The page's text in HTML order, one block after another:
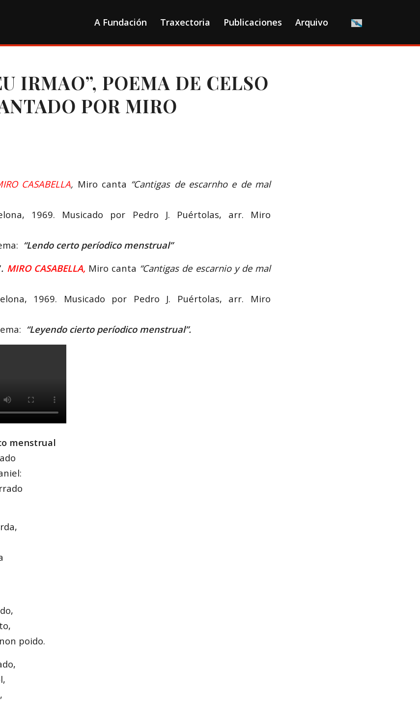
A Fundación Traxectoria Publicaciones Arquivo
IRMAO”, POEMA DE CELSO
POR MIRO
CASABELLA, Miro canta “Cantigas de escarnho e de mal
1969. Musicado por Pedro J. Puértolas, arr. Miro
“Lendo certo períodico menstrual”
. MIRO CASABELLA, Miro canta “Cantigas de escarnio y de mal
1969. Musicado por Pedro J. Puértolas, arr. Miro
“Leyendo cierto períodico menstrual”.
menstrual
poido.